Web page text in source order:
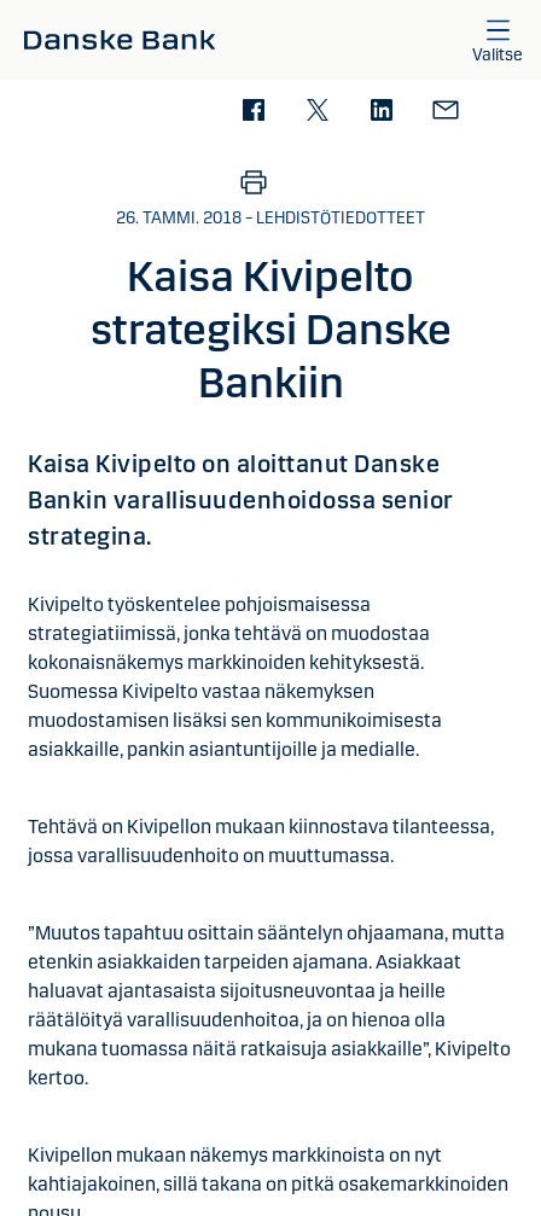
Valitse
26. TAMMI. 2018 – LEHDISTÖTIEDOTTEET
Kaisa Kivipelto
strategiksi Danske
Bankiin
Kaisa Kivipelto on aloittanut Danske
Bankin varallisuudenhoidossa senior
strategina.
Kivipelto työskentelee pohjoismaisessa
strategiatiimissä, jonka tehtävä on muodostaa
kokonaisnäkemys markkinoiden kehityksestä.
Suomessa Kivipelto vastaa näkemyksen
muodostamisen lisäksi sen kommunikoimisesta
asiakkaille, pankin asiantuntijoille ja medialle.
Tehtävä on Kivipellon mukaan kiinnostava tilanteessa,
jossa varallisuudenhoito on muuttumassa.
”Muutos tapahtuu osittain sääntelyn ohjaamana, mutta
etenkin asiakkaiden tarpeiden ajamana. Asiakkaat
haluavat ajantasaista sijoitusneuvontaa ja heille
räätälöityä varallisuudenhoitoa, ja on hienoa olla
mukana tuomassa näitä ratkaisuja asiakkaille”, Kivipelto
kertoo.
Kivipellon mukaan näkemys markkinoista on nyt
kahtiajakoinen, sillä takana on pitkä osakemarkkinoiden